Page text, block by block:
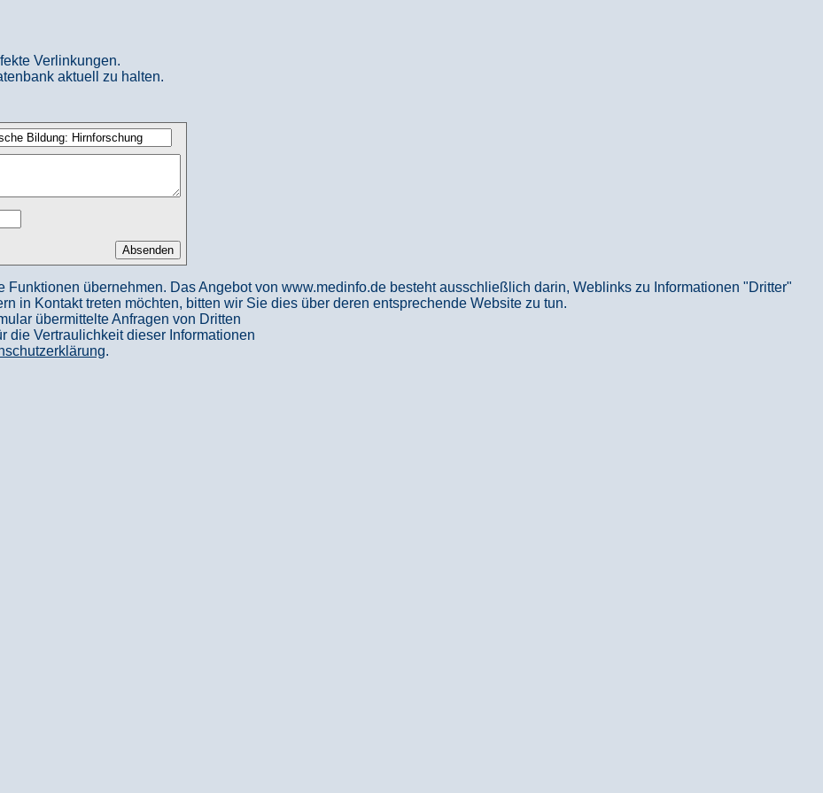
Verlinkungen.
aktuell zu halten.
Funktionen übernehmen. Das Angebot von www.medinfo.de besteht ausschließlich darin, Weblinks zu Informationen "Dritter"
in Kontakt treten möchten, bitten wir Sie dies über deren entsprechende Website zu tun.
übermittelte Anfragen von Dritten
die Vertraulichkeit dieser Informationen
.